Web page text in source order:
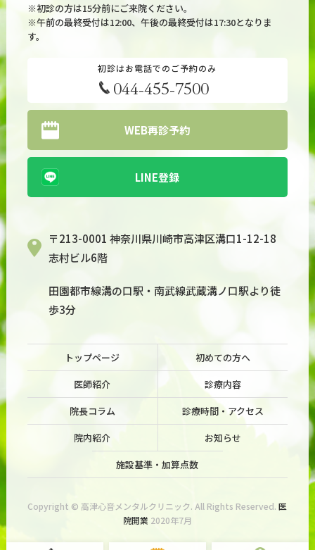
※初診の方は15分前にご来院ください。
※午前の最終受付は12:00、午後の最終受付は17:30となりま
す。
初診はお電話でのご予約のみ
044-455-7500
WEB再診予約
LINE登録
〒213-0001 神奈川県川崎市高津区溝口1-12-18
志村ビル6階
田園都市線溝の口駅・南武線武蔵溝ノ口駅より徒
歩3分
トップページ
初めての方へ
医師紹介
診療内容
院長コラム
診療時間・アクセス
院内紹介
お知らせ
施設基準・加算点数
Copyright © 高津心音メンタルクリニック. All Rights Reserved.医
院開業 2020年7月